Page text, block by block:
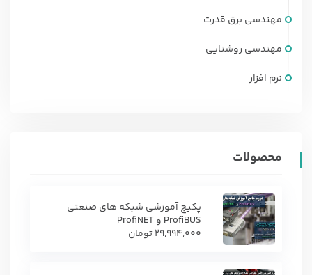
بار های الکتریکی در دوره آموزشی اصول طراحی تابلو های برق
صنعتی نیز شرکت نمایید ولی از آنجا که بدون نیاز به آشنایی با
داده می شود نیازی به دانش طراحی مدارات فرمان پیش از دوره
مهندسی برق قدرت
مهندسی روشنایی
نرم افزار
محصولات
پکیج آموزشی شبکه های صنعتی
ProfiBUS و ProfiNET
29,994,000تومان